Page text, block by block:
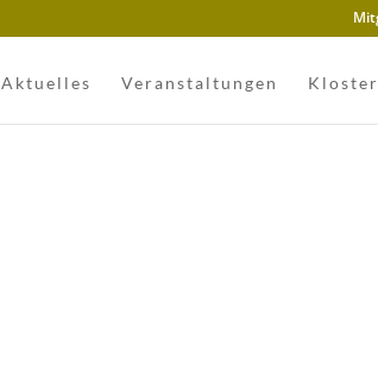
Aktuelles Veranstaltungen